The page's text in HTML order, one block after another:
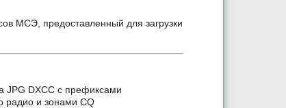
МСЭ, предоставленный для загрузки
JPG DXCC с префиксами
радио и зонами CQ